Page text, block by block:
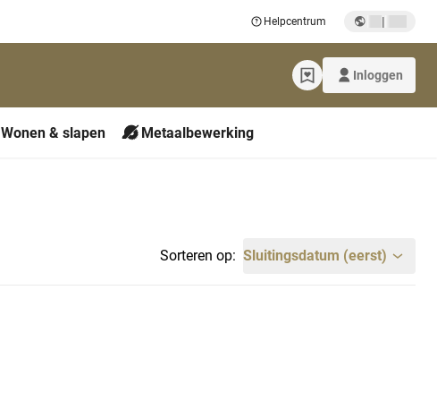
Helpcentrum |
Inloggen
Wonen & slapen Metaalbewerking
Sorteren op: Sluitingsdatum (eerst)